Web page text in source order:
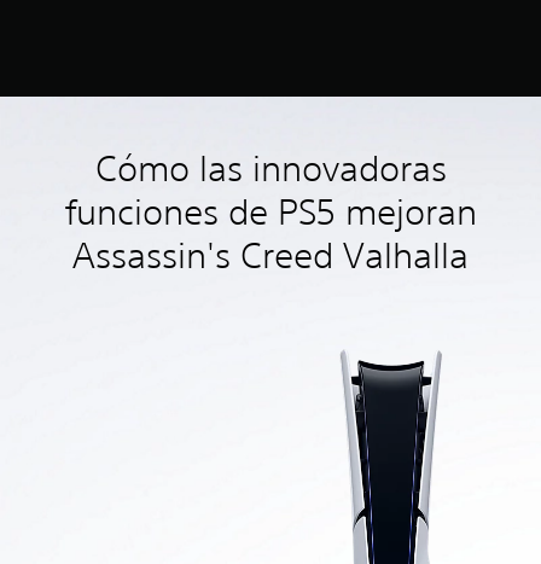
Cómo las innovadoras
funciones de PS5 mejoran
Assassin's Creed Valhalla